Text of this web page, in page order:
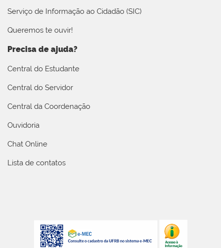
Serviço de Informação ao Cidadão (SIC)
Queremos te ouvir!
Precisa de ajuda?
Central do Estudante
Central do Servidor
Central da Coordenação
Ouvidoria
Chat Online
Lista de contatos